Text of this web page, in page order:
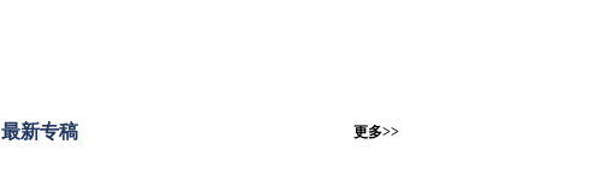
最新专稿 更多>>